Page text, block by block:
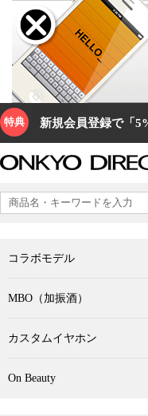
特典 新規会員登録で「
コラボモデル
MBO（加振酒）
カスタムイヤホン
On Beauty